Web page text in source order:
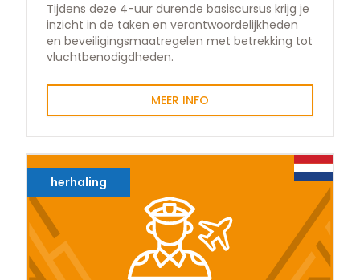
Tijdens deze 4-uur durende basiscursus krijg je
inzicht in de taken en verantwoordelijkheden
en beveiligingsmaatregelen met betrekking tot
vluchtbenodigdheden.
MEER INFO
herhaling